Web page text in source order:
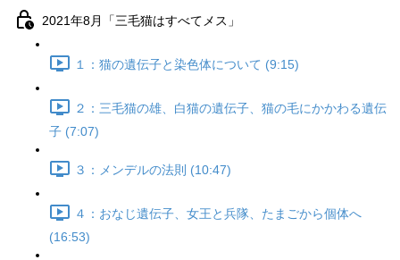
2021年8月「三毛猫はすべてメス」
１：猫の遺伝子と染色体について (9:15)
２：三毛猫の雄、白猫の遺伝子、猫の毛にかかわる遺伝
子 (7:07)
３：メンデルの法則 (10:47)
４：おなじ遺伝子、女王と兵隊、たまごから個体へ
(16:53)